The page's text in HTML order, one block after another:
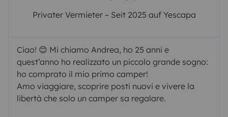
Privater Vermieter – Seit 2025 auf Yescapa
Ciao! 😊 Mi chiamo Andrea, ho 25 anni e
quest’anno ho realizzato un piccolo grande sogno:
ho comprato il mio primo camper!
Amo viaggiare, scoprire posti nuovi e vivere la
libertà che solo un camper sa regalare.